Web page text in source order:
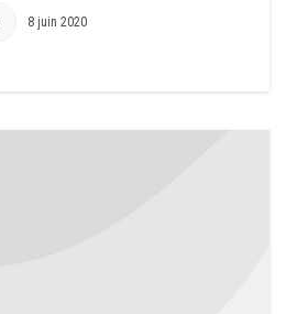
8 juin 2020